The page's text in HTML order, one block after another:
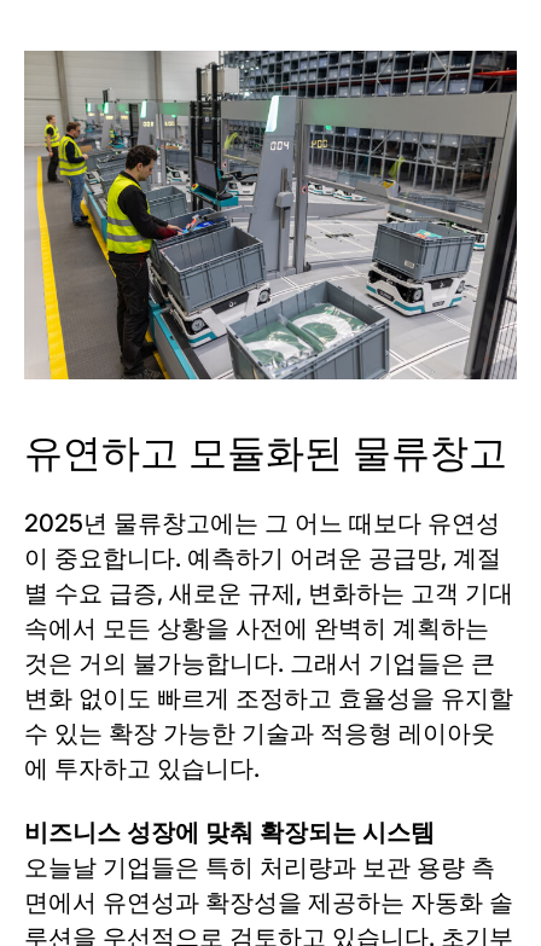
유연하고 모듈화된 물류창고
2025년 물류창고에는 그 어느 때보다 유연성
이 중요합니다. 예측하기 어려운 공급망, 계절
별 수요 급증, 새로운 규제, 변화하는 고객 기대
속에서 모든 상황을 사전에 완벽히 계획하는
것은 거의 불가능합니다. 그래서 기업들은 큰
변화 없이도 빠르게 조정하고 효율성을 유지할
수 있는 확장 가능한 기술과 적응형 레이아웃
에 투자하고 있습니다.
비즈니스 성장에 맞춰 확장되는 시스템
오늘날 기업들은 특히 처리량과 보관 용량 측
면에서 유연성과 확장성을 제공하는 자동화 솔
루션을 우선적으로 검토하고 있습니다. 초기부